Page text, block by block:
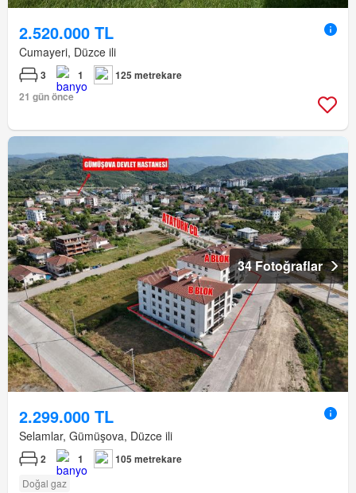
2.520.000 TL
Cumayeri, Düzce ili
3 1
125 metrekare
21 gün önce
34 Fotoğraflar
2.299.000 TL
Selamlar, Gümüşova, Düzce ili
2 1 105 metrekare
Doğal gaz